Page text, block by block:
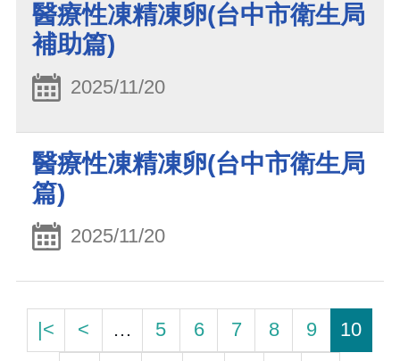
醫療性凍精凍卵(台中市衛生局
補助篇)
2025/11/20
醫療性凍精凍卵(台中市衛生局
篇)
2025/11/20
|< < … 5 6 7 8 9
10